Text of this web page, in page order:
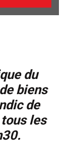
du
biens
de
les